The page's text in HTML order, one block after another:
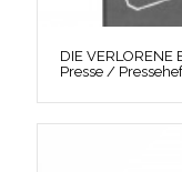
DIE VERLORENE
Presse /